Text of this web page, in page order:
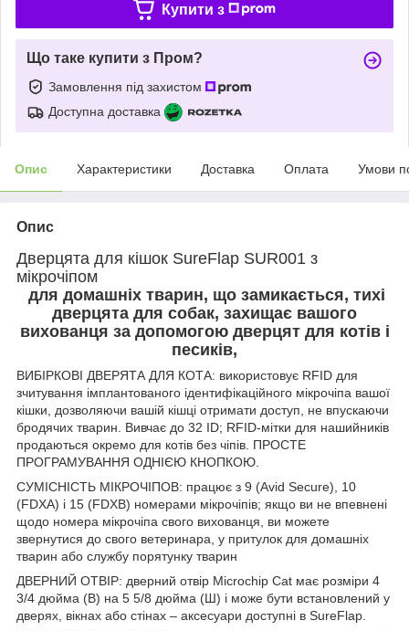
Купити з
Що таке купити з Пром?
Замовлення під захистом
Доступна доставка
Опис Характеристики Доставка Оплата Умови
Опис
Дверцята для кішок SureFlap SUR001 з
мікрочіпом
для домашніх тварин, що замикається, тихі
дверцята для собак, захищає вашого
вихованця за допомогою дверцят для котів і
песиків,
ВИБІРКОВІ ДВЕРЯТА ДЛЯ КОТА: використовує RFID для
зчитування імплантованого ідентифікаційного мікрочіпа вашої
кішки, дозволяючи вашій кішці отримати доступ, не впускаючи
бродячих тварин. Вивчає до 32 ID; RFID-мітки для нашийників
продаються окремо для котів без чіпів. ПРОСТЕ
ПРОГРАМУВАННЯ ОДНІЄЮ КНОПКОЮ.
СУМІСНІСТЬ МІКРОЧІПОВ: працює з 9 (Avid Secure), 10
(FDXA) і 15 (FDXB) номерами мікрочіпів; якщо ви не впевнені
щодо номера мікрочіпа свого вихованця, ви можете
звернутися до свого ветеринара, у притулок для домашніх
тварин або службу порятунку тварин
ДВЕРНИЙ ОТВІР: дверний отвір Microchip Cat має розміри 4
3/4 дюйма (В) на 5 5/8 дюйма (Ш) і може бути встановлений у
дверях, вікнах або стінах – аксесуари доступні в SureFlap.